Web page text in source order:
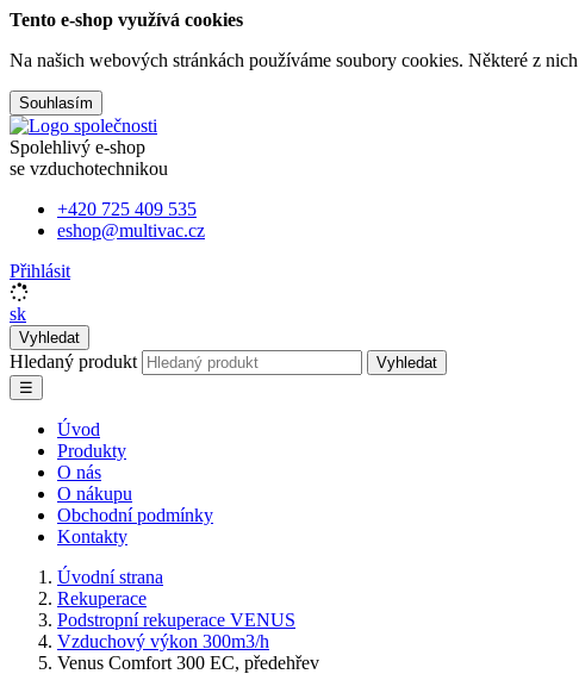
Tento e-shop využívá cookies
Na našich webových stránkách používáme soubory cookies. Některé z
Souhlasím
Spolehlivý e-shop
se vzduchotechnikou
+420 725 409 535
eshop@multivac.cz
Přihlásit
sk
Vyhledat
Hledaný produkt
Vyhledat
☰
Úvod
Produkty
O nás
O nákupu
Obchodní podmínky
Kontakty
Úvodní strana
Rekuperace
Podstropní rekuperace VENUS
Vzduchový výkon 300m3/h
Venus Comfort 300 EC, předehřev